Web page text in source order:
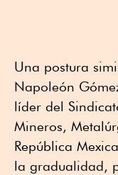
Una postura
Napoleón
líder del
Mineros,
República
la gradualidad,